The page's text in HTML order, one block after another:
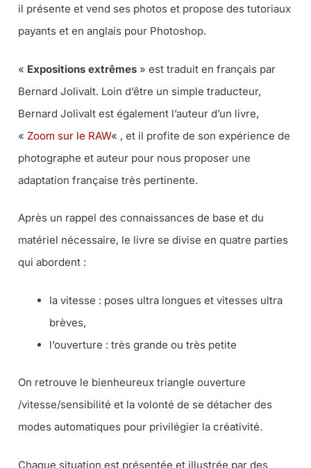
il présente et vend ses photos et propose des tutoriaux
payants et en anglais pour Photoshop.
« Expositions extrêmes » est traduit en français par
Bernard Jolivalt. Loin d’être un simple traducteur,
Bernard Jolivalt est également l’auteur d’un livre,
« Zoom sur le RAW« , et il profite de son expérience de
photographe et auteur pour nous proposer une
adaptation française très pertinente.
Après un rappel des connaissances de base et du
matériel nécessaire, le livre se divise en quatre parties
qui abordent :
la vitesse : poses ultra longues et vitesses ultra
brèves,
l’ouverture : très grande ou très petite
On retrouve le bienheureux triangle ouverture
/vitesse/sensibilité et la volonté de se détacher des
modes automatiques pour privilégier la créativité.
Chaque situation est présentée et illustrée par des